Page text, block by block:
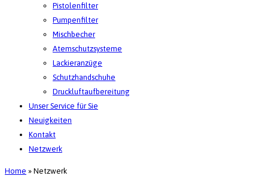
Pistolenfilter
Pumpenfilter
Mischbecher
Atemschutzsysteme
Lackieranzüge
Schutzhandschuhe
Druckluftaufbereitung
Unser Service für Sie
Neuigkeiten
Kontakt
Netzwerk
Home » Netzwerk